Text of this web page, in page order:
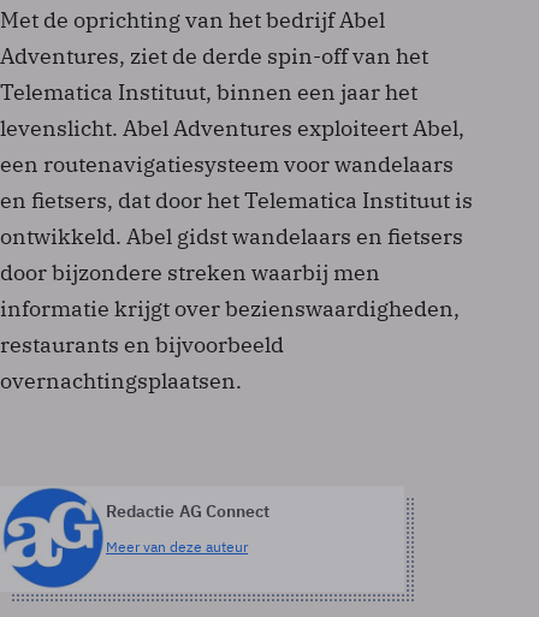
Met de oprichting van het bedrijf Abel
Adventures, ziet de derde spin-off van het
Telematica Instituut, binnen een jaar het
levenslicht. Abel Adventures exploiteert Abel,
een routenavigatiesysteem voor wandelaars
en fietsers, dat door het Telematica Instituut is
ontwikkeld. Abel gidst wandelaars en fietsers
door bijzondere streken waarbij men
informatie krijgt over bezienswaardigheden,
restaurants en bijvoorbeeld
overnachtingsplaatsen.
Redactie AG Connect
Meer van deze auteur